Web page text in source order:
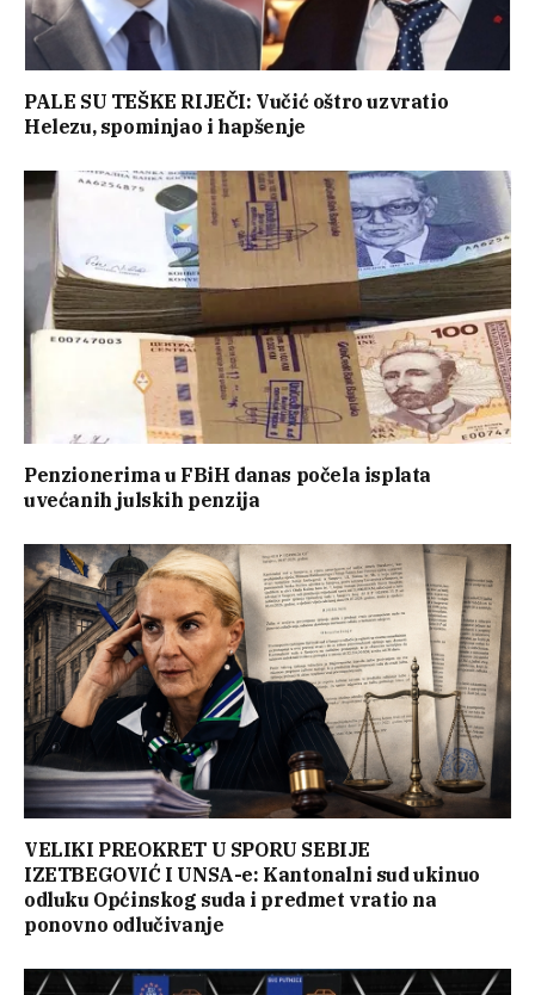
PALE SU TEŠKE RIJEČI: Vučić oštro uzvratio
Helezu, spominjao i hapšenje
Penzionerima u FBiH danas počela isplata
uvećanih julskih penzija
VELIKI PREOKRET U SPORU SEBIJE
IZETBEGOVIĆ I UNSA-e: Kantonalni sud ukinuo
odluku Općinskog suda i predmet vratio na
ponovno odlučivanje